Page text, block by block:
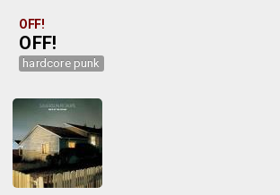
OFF!
OFF!
hardcore punk